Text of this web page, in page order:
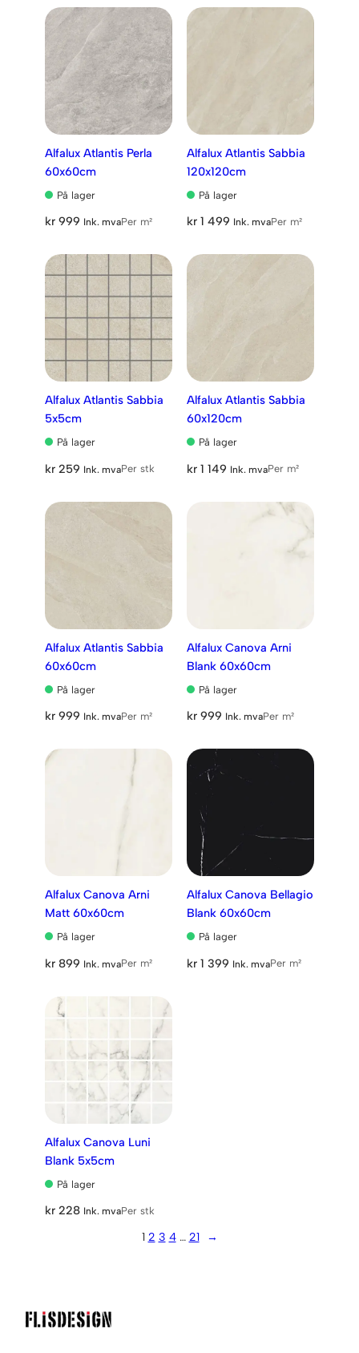
Alfalux Atlantis Perla
60x60cm
På lager
kr 999 Ink. mvaPer m²
Alfalux Atlantis Sabbia
120x120cm
På lager
kr1 499 Ink. mvaPer m²
Alfalux Atlantis Sabbia
5x5cm
På lager
kr 259 Ink. mvaPer stk
Alfalux Atlantis Sabbia
60x120cm
På lager
kr1 149 Ink. mvaPer m²
Alfalux Atlantis Sabbia
60x60cm
På lager
kr 999 Ink. mvaPer m²
Alfalux Canova Arni
Blank 60x60cm
På lager
kr999 Ink. mvaPer m²
Alfalux Canova Arni
Matt 60x60cm
På lager
kr 899 Ink. mvaPer m²
Alfalux Canova Bellagio
Blank 60x60cm
På lager
kr1 399 Ink. mvaPer m²
Alfalux Canova Luni
Blank 5x5cm
På lager
kr 228 Ink. mvaPer stk
1 2 3 4 … 21 →